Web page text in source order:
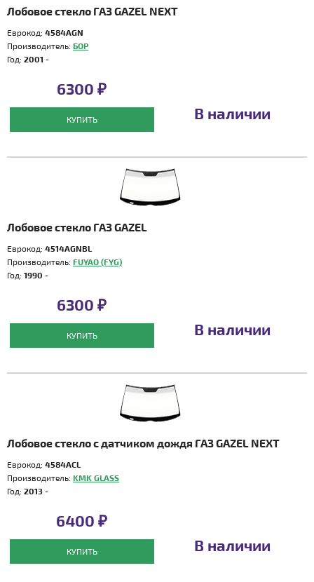
Лобовое стекло ГАЗ GAZEL NEXT
Еврокод: 4584AGN
Производитель: БОР
Год: 2001 -
6300 ₽
КУПИТЬ В наличии
Лобовое стекло ГАЗ GAZEL
Еврокод: 4514AGNBL
Производитель: FUYAO (FYG)
Год: 1990 -
6300 ₽
КУПИТЬ В наличии
Лобовое стекло с датчиком дождя ГАЗ GAZEL NEXT
Еврокод: 4584ACL
Производитель: KMK GLASS
Год: 2013 -
6400 ₽
КУПИТЬ В наличии